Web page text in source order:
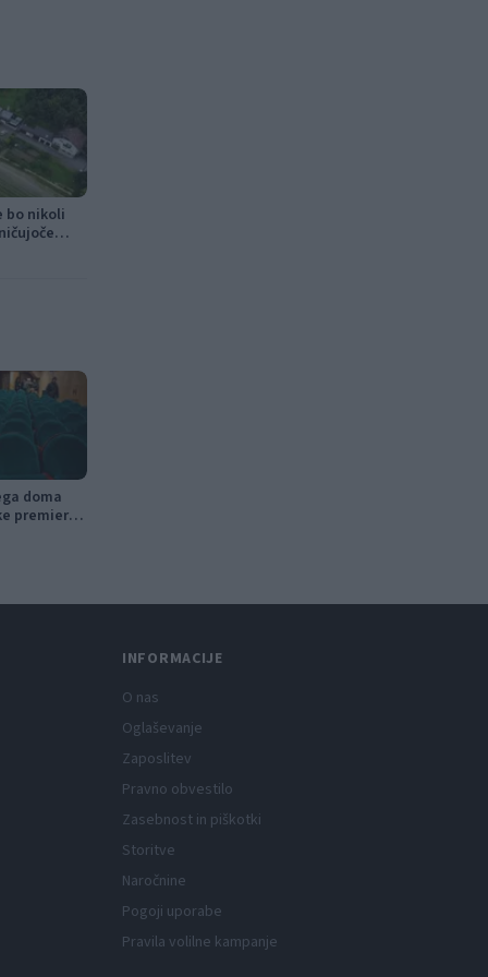
bo nikoli
doma
premiere,
INFORMACIJE
O nas
Oglaševanje
Zaposlitev
Pravno obvestilo
Zasebnost in piškotki
Storitve
Naročnine
Pogoji uporabe
Pravila volilne kampanje